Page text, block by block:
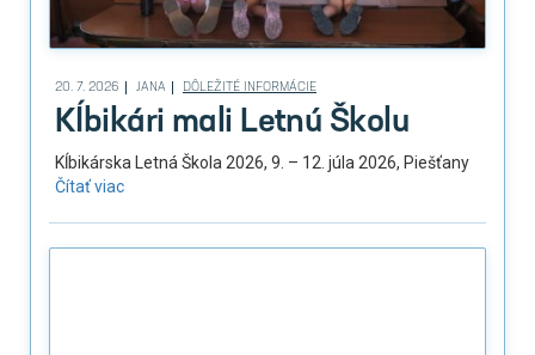
20. 7. 2026 JANA DÔLEŽITÉ INFORMÁCIE
Kĺbikári mali Letnú Školu
Kĺbikárska Letná Škola 2026, 9. – 12. júla 2026, Piešťany
Čítať viac